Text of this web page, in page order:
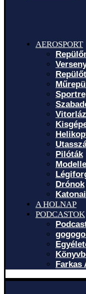
AEROSPORT
Pilóták
Drónok
A HOLNAP
PODCASTOK
Farkas